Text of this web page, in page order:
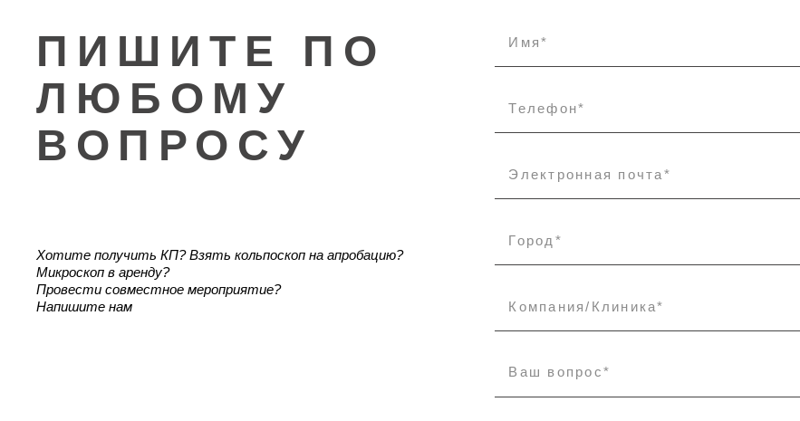
ПИШИТЕ ПО
ЛЮБОМУ
ВОПРОСУ
Хотите получить КП? Взять кольпоскоп на апробацию?
Микроскоп в аренду?
Провести совместное мероприятие?
Напишите нам